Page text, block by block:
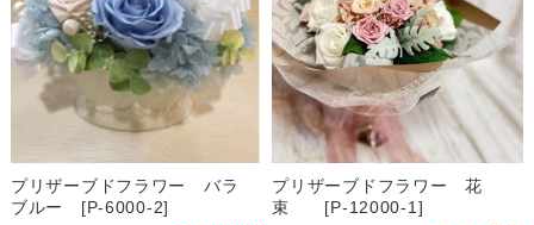
プリザーブドフラワー バラ
ブルー [P-6000-2]
プリザーブドフラワー 花
束 [P-12000-1]